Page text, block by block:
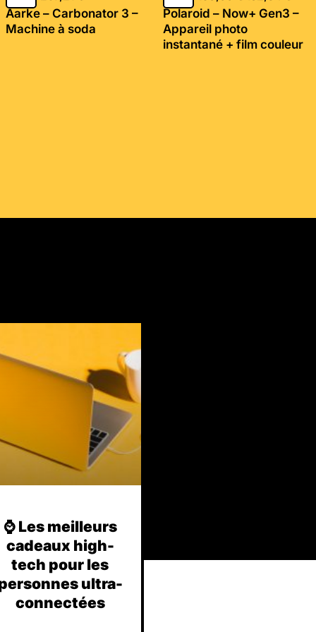
Aarke – Carbonator 3 –
Machine à soda
Polaroid – Now+ Gen3 –
Appareil photo
instantané + film couleur
⌚️ Les meilleurs
cadeaux high-
tech pour les
ultra-
connectées